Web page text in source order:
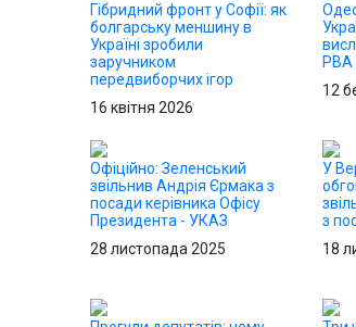
Гібридний фронт у Софії: як
болгарську меншину в
Україні зробили
заручником
передвиборчих ігор
16 квітня 2026
РВА
12
Офіційно: Зеленський
звільнив Андрія Єрмака з
посади керівника Офісу
Президента - УКАЗ
28 листопада 2025
У
з
18